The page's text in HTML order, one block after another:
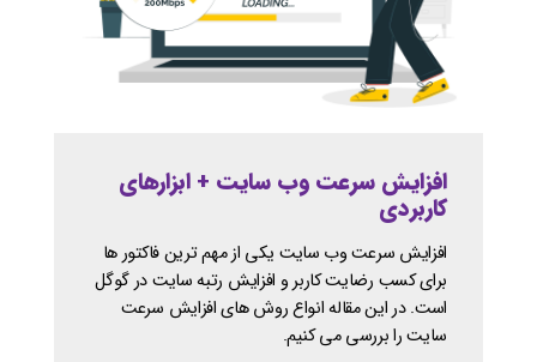
افزایش سرعت وب سایت + ابزارهای
کاربردی
افزایش سرعت وب سایت یکی از مهم ترین فاکتور ها
برای کسب رضایت کاربر و افزایش رتبه سایت در گوگل
است. در این مقاله انواع روش های افزایش سرعت
سایت را بررسی می کنیم.